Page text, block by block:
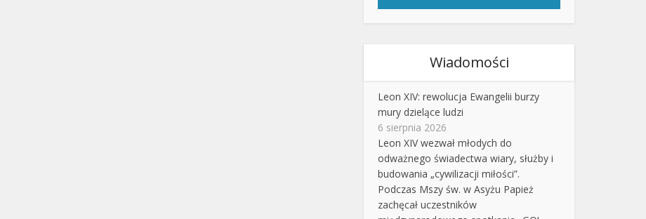
Wiadomości
Leon XIV: rewolucja Ewangelii burzy
mury dzielące ludzi
6 sierpnia 2026
Leon XIV wezwał młodych do
odważnego świadectwa wiary, służby i
budowania „cywilizacji miłości”.
Podczas Mszy św. w Asyżu Papież
zachęcał uczestników